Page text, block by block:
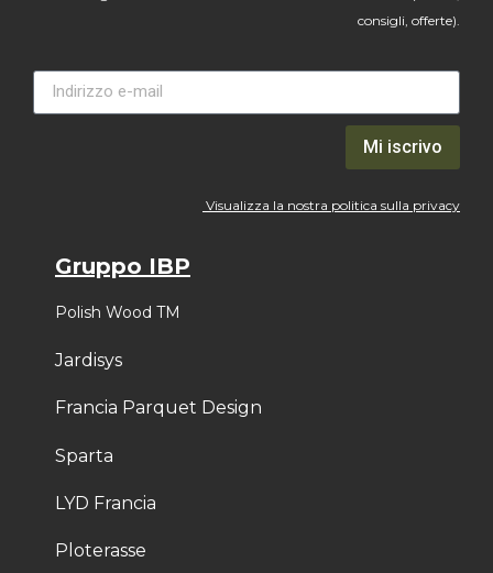
consigli, offerte).
Mi iscrivo
Visualizza la nostra politica sulla privacy
Gruppo IBP
Polish Wood TM
Jardisys
Francia Parquet Design
Sparta
LYD Francia
Ploterasse